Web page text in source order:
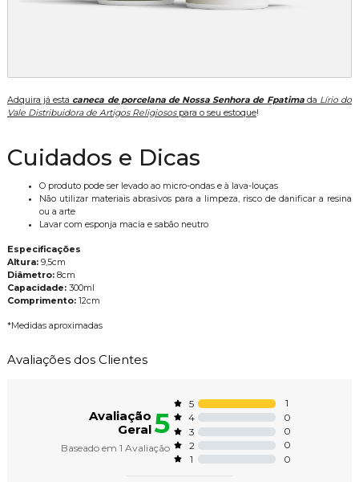
Adquira já esta caneca de porcelana de Nossa Senhora de Fpatimada Lírio do
Vale Distribuidora de Artigos Religiosospara o seu estoque!
Cuidados e Dicas
O produto pode ser levado ao micro-ondas e à lava-louças
Não utilizar materiais abrasivos para a limpeza, risco de danificar a resina
ou a arte
Lavar com esponja macia e sabão neutro
Especificações
Altura:9,5cm
Diâmetro: 8cm
Capacidade: 300ml
Comprimento:12cm
*Medidas aproximadas
Avaliações dos Clientes
Avaliação
Geral5
Baseado em 1 Avaliação
5
1
4
0
3
0
2
0
1
0